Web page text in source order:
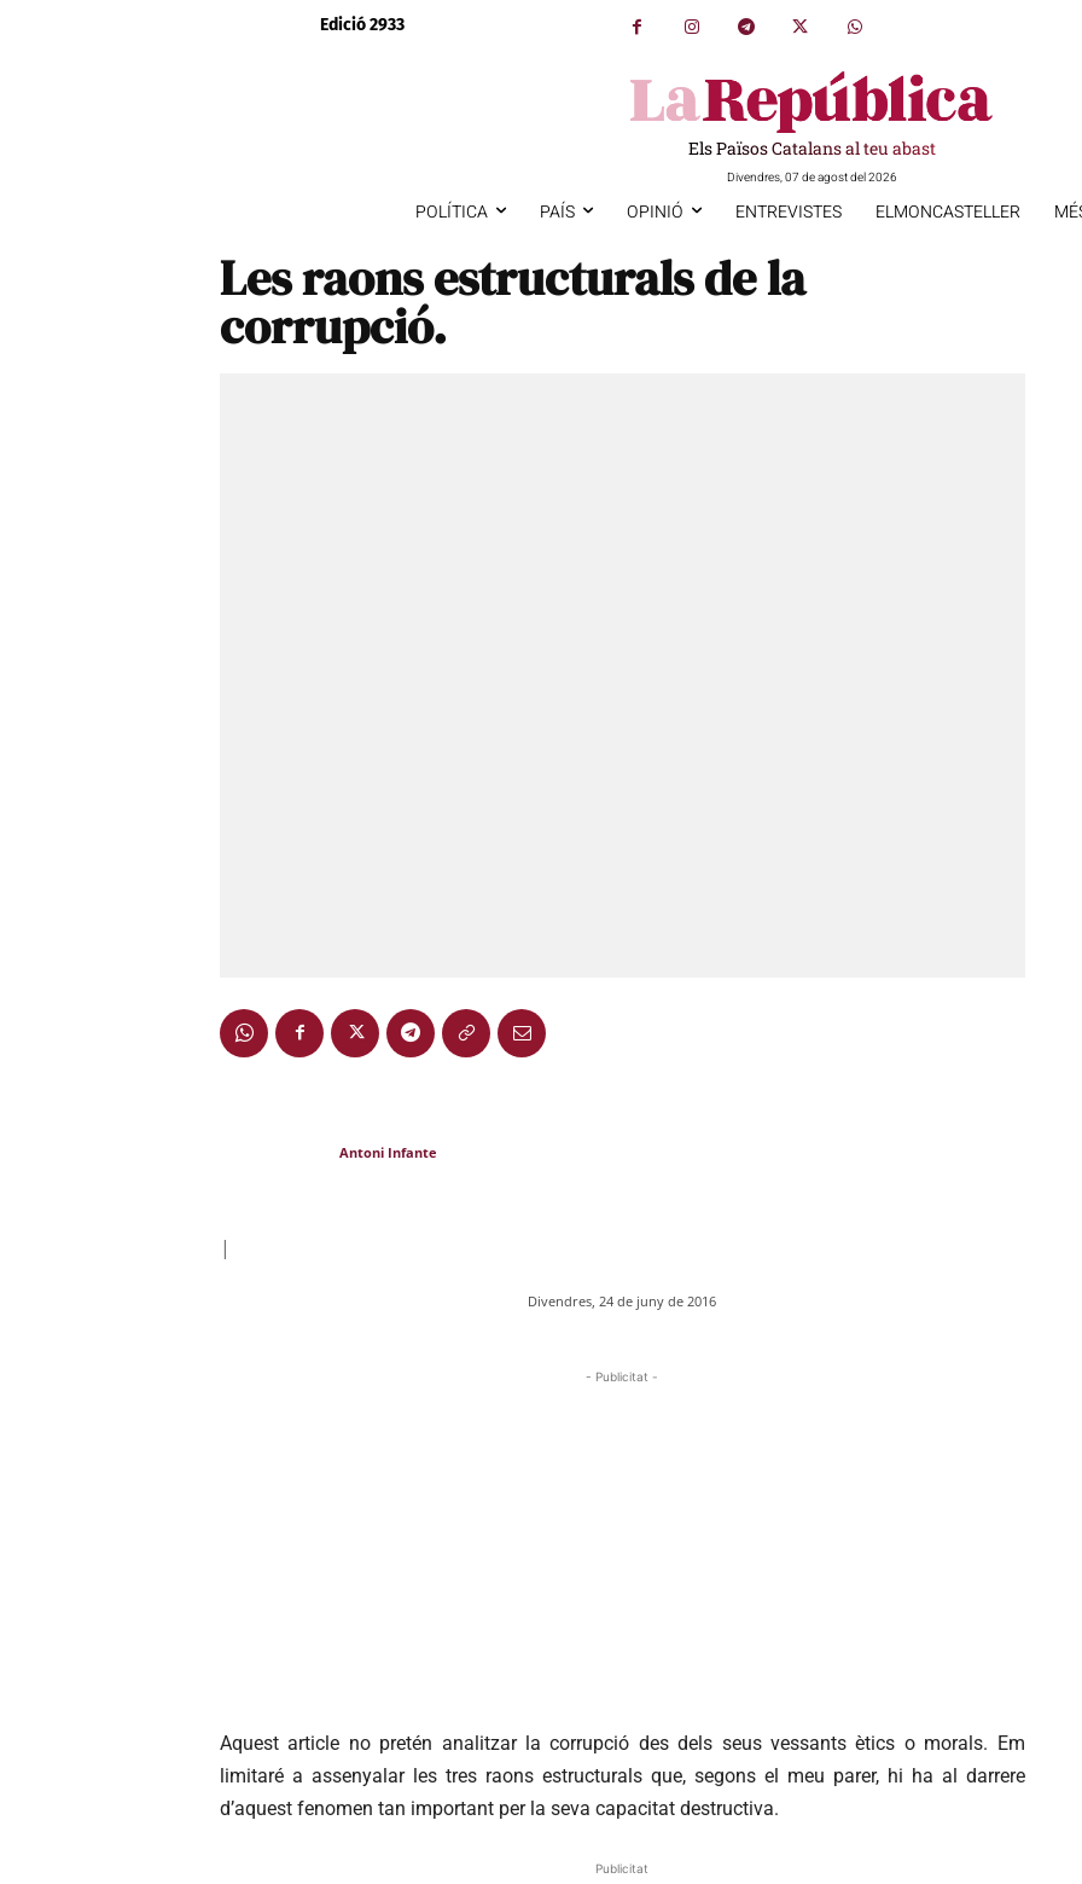
Edició 2933
Els Països Catalans al teu abast
Divendres, 07 de agost del 2026
POLÍTICA PAÍS OPINIÓ ENTREVISTES ELMONCASTELLER
Les raons estructurals de la
corrupció.
Antoni Infante
|
Divendres, 24 de juny de 2016
- Publicitat -
Aquest article no pretén analitzar la corrupció des dels seus vessants ètics o morals. Em
limitaré a assenyalar les tres raons estructurals que, segons el meu parer, hi ha al darrere
d’aquest fenomen tan important per la seva capacitat destructiva.
Publicitat